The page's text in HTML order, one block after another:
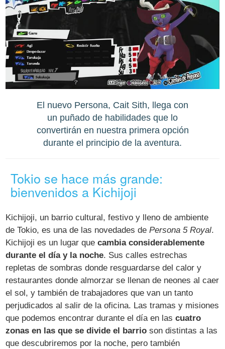
El nuevo Persona, Cait Sith, llega con
un puñado de habilidades que lo
convertirán en nuestra primera opción
durante el principio de la aventura.
Tokio se hace más grande:
bienvenidos a Kichijoji
Kichijoji, un barrio cultural, festivo y lleno de ambiente
de Tokio, es una de las novedades dePersona 5 Royal.
Kichijoji es un lugar quecambia considerablemente
durante el día y la noche. Sus calles estrechas
repletas de sombras donde resguardarse del calor y
restaurantes donde almorzar se llenan de neones al caer
el sol, y también de trabajadores que van un tanto
perjudicados al salir de la oficina. Las tramas y misiones
que podemos encontrar durante el día en lascuatro
zonas en las que se divide el barrio son distintas a las
que descubriremos por la noche, pero también